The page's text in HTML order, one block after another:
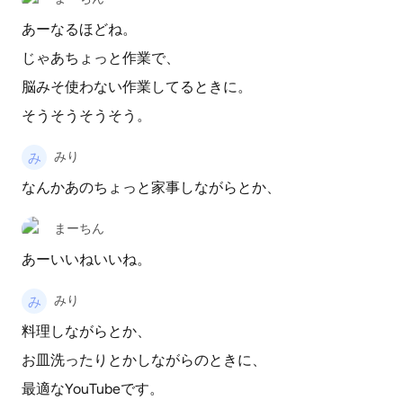
あーなるほどね。
じゃあちょっと作業で、
脳みそ使わない作業してるときに。
そうそうそうそう。
みり
なんかあのちょっと家事しながらとか、
まーちん
あーいいねいいね。
みり
料理しながらとか、
お皿洗ったりとかしながらのときに、
最適なYouTubeです。